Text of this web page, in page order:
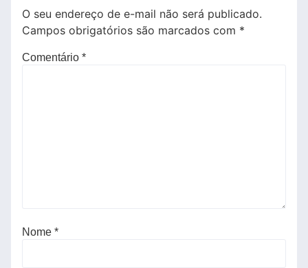
O seu endereço de e-mail não será publicado.
Campos obrigatórios são marcados com *
Comentário *
Nome *